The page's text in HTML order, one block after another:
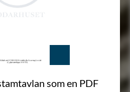
som en PDF